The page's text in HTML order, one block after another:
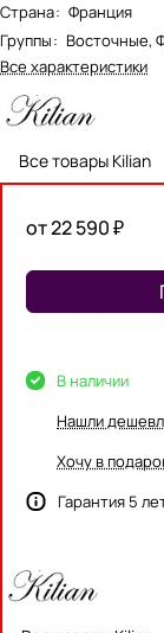
Страна: Франция
Группы: Восточные,
Все характеристики
Все товары Kilian
от 22 590 ₽
В наличии
Нашли
Хочу в
Гарантия 5